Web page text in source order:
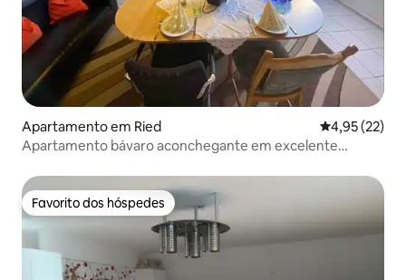
Apartamento em Ried Classificação
4,95 (22)
Apartamento bávaro aconchegante em excelente
Favorito dos hóspedes
Favorito dos hóspedes